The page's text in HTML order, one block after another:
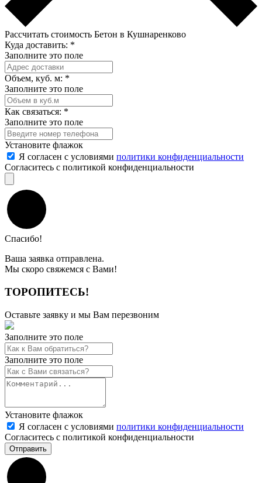
Рассчитать стоимость Бетон в Кушнаренково
Куда доставить: *
Заполните это поле
Объем, куб. м: *
Заполните это поле
Как связаться: *
Заполните это поле
Установите флажок
Я согласен с условиями политики конфиденциальности
Согласитесь с политикой конфиденциальности
Спасибо!
Ваша заявка отправлена.
Мы скоро свяжемся с Вами!
ТОРОПИТЕСЬ!
Оставьте заявку и мы Вам перезвоним
Заполните это поле
Заполните это поле
Установите флажок
Я согласен с условиями политики конфиденциальности
Согласитесь с политикой конфиденциальности